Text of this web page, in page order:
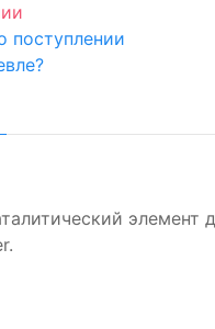
поступлении
элемент